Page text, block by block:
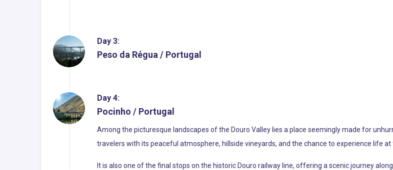
Day 3:
Peso da Régua / Portugal
Day 4:
Pocinho / Portugal
Among the picturesque landscapes of the Douro Valley lies a place seemingly made for
travelers with its peaceful atmosphere, hillside vineyards, and the chance to experience life
It is also one of the final stops on the historic Douro railway line, offering a scenic journey